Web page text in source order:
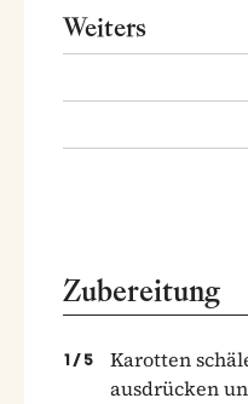
Weiters
Zubereitung
1 / 5
Karotten
ausdrücken